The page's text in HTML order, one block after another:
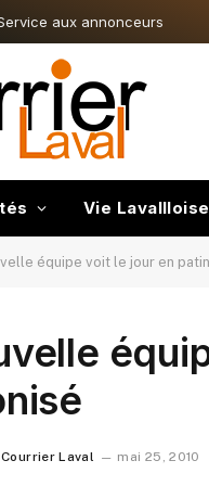
aux annonceurs
Vie Lavallloise
équipe voit le jour en
Laval mai 25, 2010